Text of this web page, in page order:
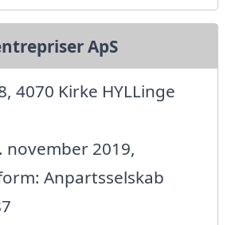
ApS
4070 Kirke HYLLinge
november 2019,
Anpartsselskab